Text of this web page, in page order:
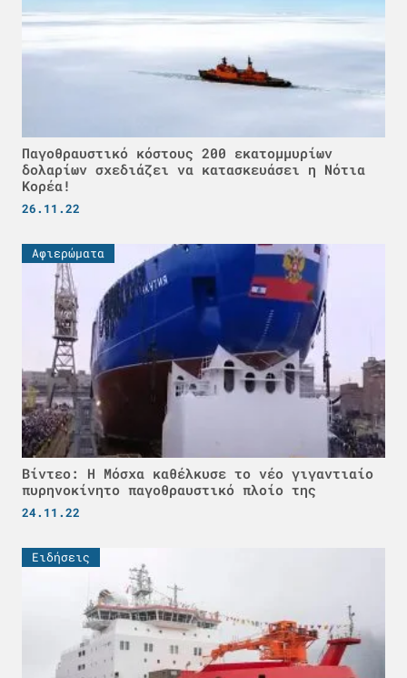
Παγοθραυστικό κόστους 200 εκατομμυρίων
δολαρίων σχεδιάζει να κατασκευάσει η Νότια
Κορέα!
26.11.22
Αφιερώματα
Βίντεο: Η Μόσχα καθέλκυσε το νέο γιγαντιαίο
πυρηνοκίνητο παγοθραυστικό πλοίο της
24.11.22
Ειδήσεις